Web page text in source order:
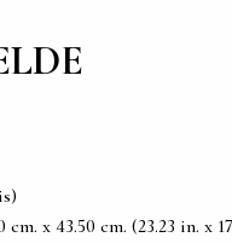
x 43.50 cm. (23.23 in. x